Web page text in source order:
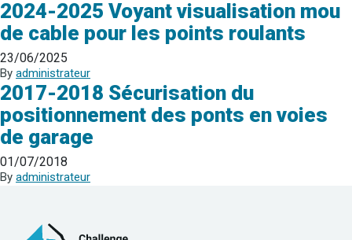
2024-2025 Voyant visualisation mou
de cable pour les points roulants
23/06/2025
By administrateur
2017-2018 Sécurisation du
positionnement des ponts en voies
de garage
01/07/2018
By administrateur